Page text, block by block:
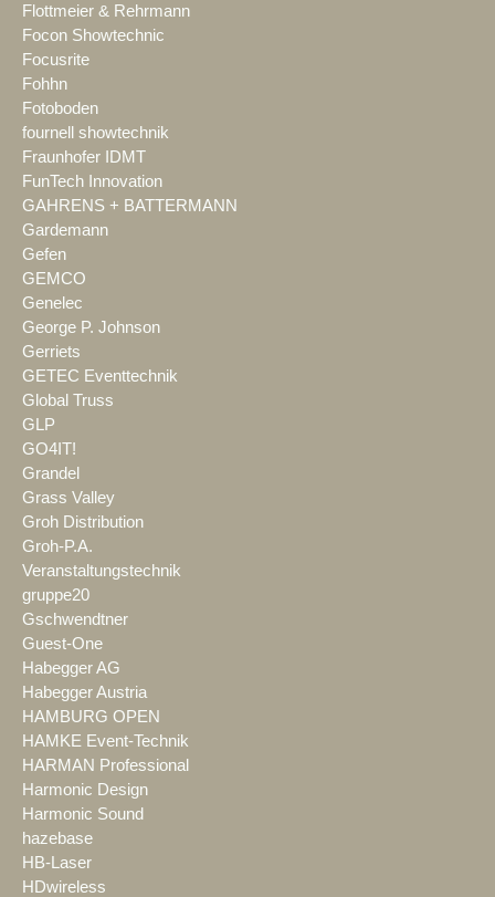
Flottmeier & Rehrmann
Focon Showtechnic
Focusrite
Fohhn
Fotoboden
fournell showtechnik
Fraunhofer IDMT
FunTech Innovation
GAHRENS + BATTERMANN
Gardemann
Gefen
GEMCO
Genelec
George P. Johnson
Gerriets
GETEC Eventtechnik
Global Truss
GLP
GO4IT!
Grandel
Grass Valley
Groh Distribution
Groh-P.A.
Veranstaltungstechnik
gruppe20
Gschwendtner
Guest-One
Habegger AG
Habegger Austria
HAMBURG OPEN
HAMKE Event-Technik
HARMAN Professional
Harmonic Design
Harmonic Sound
hazebase
HB-Laser
HDwireless